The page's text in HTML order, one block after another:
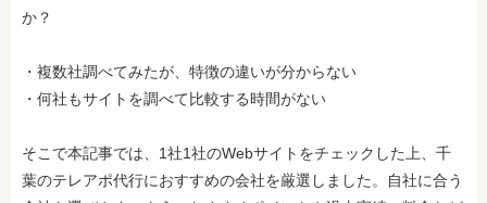
か？
・複数社調べてみたが、特徴の違いが分からない
・何社もサイトを調べて比較する時間がない
そこで本記事では、1社1社のWebサイトをチェックした上、千
葉のテレアポ代行におすすめの会社を厳選しました。自社に合う